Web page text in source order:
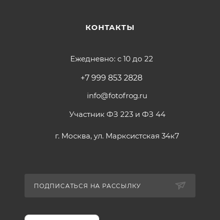
-управлявший блок: 75x50x160 мм
КОНТАКТЫ
Ежедневно: с 10 до 22
+7 999 853 2828
info@fotofrog.ru
Участник ФЗ 223 и ФЗ 44
г. Москва, ул. Марксистская 34к7
ПОДПИСАТЬСЯ НА РАССЫЛКУ